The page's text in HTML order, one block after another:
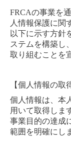
FRCAの事業を
人情報保護に関
以下に示す方針
ステムを構築し
取り組むことを
【個人情報の取
個人情報は、本
用いて取得しま
事業目的の達成
範囲を明確にし